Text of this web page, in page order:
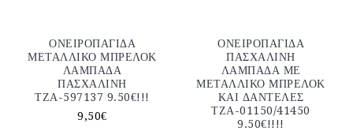
ΟΝΕΙΡΟΠΑΓΙΔΑ
ΜΕΤΑΛΛΙΚΟ ΜΠΡΕΛΟΚ
ΛΑΜΠΑΔΑ
ΠΑΣΧΑΛΙΝΗ
ΤΖΑ-597137 9.50€!!!
9,50€
ΟΝΕΙΡΟΠΑΓΙΔΑ
ΠΑΣΧΑΛΙΝΗ
ΛΑΜΠΑΔΑ ΜΕ
ΜΕΤΑΛΛΙΚΟ ΜΠΡΕΛΟΚ
ΚΑΙ ΔΑΝΤΕΛΕΣ
ΤΖΑ-01150/41450
9.50€!!!!